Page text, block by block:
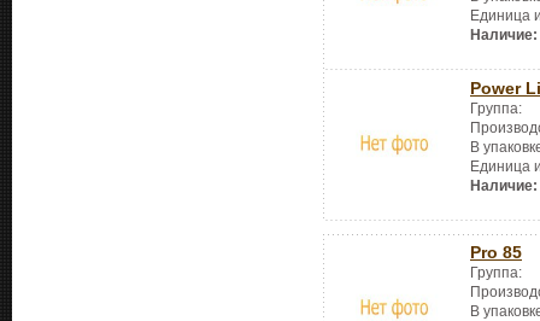
Единица
Наличие:
Power
Группа:
В
Единица
Наличие:
Pro 85
Группа:
В